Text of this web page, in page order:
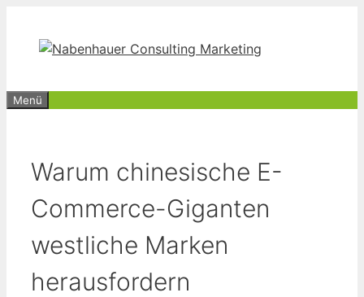
springen
Menü
Warum chinesische E-
Commerce-Giganten
westliche Marken
herausfordern